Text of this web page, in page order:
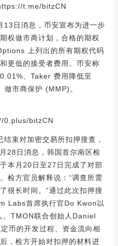
t.me/bitzCN
日消息，币安宣布为进一步
权做市商计划，合格的期权
上列出的所有期权代码
更低的接受者费用。币安称
、Taker 费用降低至
市商保护 (MMP)。
0.plus/bitzCN
束对加密交易所扣押搜查，
28日消息，韩国首尔南区检
本月20日至27日完成了对部
检方官员解释说：“调查所需
很长时间。”通过此次扣押搜
Labs首席执行官Do Kwon以
TMON联合创始人Daniel
币的开发过程、资金流向相
，检方开始对扣押的材料进